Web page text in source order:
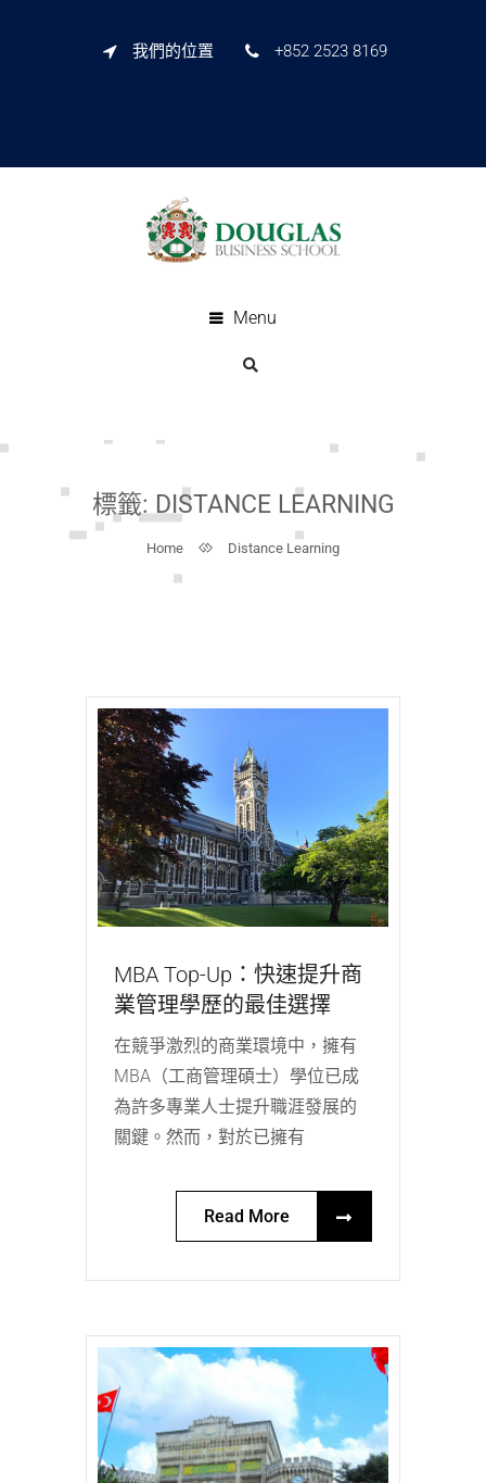
我們的位置 +852 2523 8169
Menu
標籤: DISTANCE LEARNING
Home Distance Learning
MBA Top-Up：快速提升商
業管理學歷的最佳選擇
在競爭激烈的商業環境中，擁有
MBA（工商管理碩士）學位已成
為許多專業人士提升職涯發展的
關鍵。然而，對於已擁有
Read More